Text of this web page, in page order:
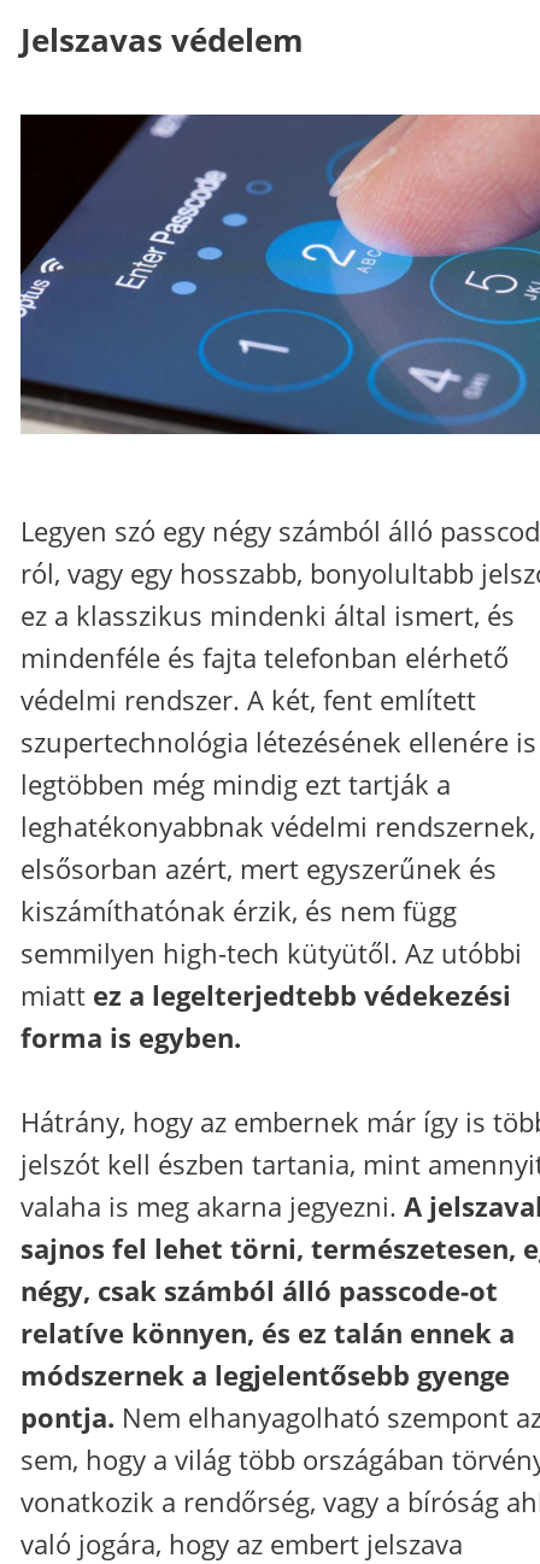
Jelszavas védelem
Legyen szó egy négy számból álló
ról, vagy egy hosszabb, bonyolultabb
ez a klasszikus mindenki által ismert, és
mindenféle és fajta telefonban elérhető
védelmi rendszer. A két, fent említett
szupertechnológia létezésének ellenére
legtöbben még mindig ezt tartják a
leghatékonyabbnak védelmi rendszernek,
elsősorban azért, mert egyszerűnek és
kiszámíthatónak érzik, és nem függ
semmilyen high-tech kütyütől. Az utóbbi
miatt ez a legelterjedtebb védekezési
forma is egyben.
Hátrány, hogy az embernek már így is
jelszót kell észben tartania, mint
valaha is meg akarna jegyezni. A
sajnos fel lehet törni, természetesen,
négy, csak számból álló passcode-ot
relatíve könnyen, és ez talán ennek a
módszernek a legjelentősebb gyenge
pontja. Nem elhanyagolható szempont
sem, hogy a világ több országában
vonatkozik a rendőrség, vagy a bíróság
való jogára, hogy az embert jelszava